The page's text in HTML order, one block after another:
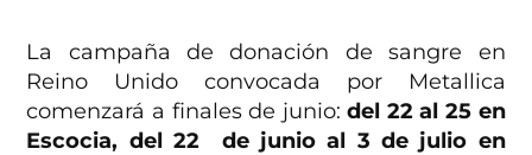
La campaña de donación de sangre en
Reino Unido convocada por Metallica
comenzará a finales de junio: del 22 al 25 en
Escocia, del 22 de junio al 3 de julio en